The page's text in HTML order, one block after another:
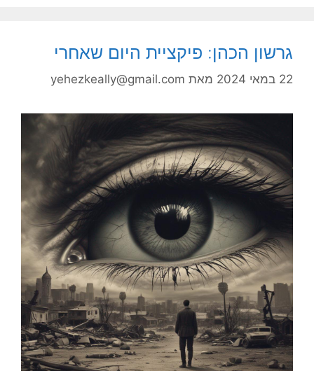
גרשון הכהן: פיקציית היום שאחרי
22 במאי 2024 מאת yehezkeally@gmail.com